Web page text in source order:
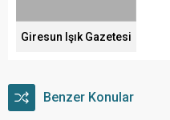
Giresun Işık Gazetesi
Benzer Konular